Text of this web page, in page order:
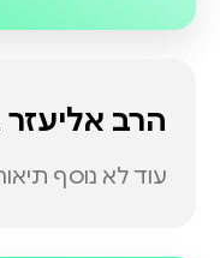
הרב אליעזר
עוד לא נוסף